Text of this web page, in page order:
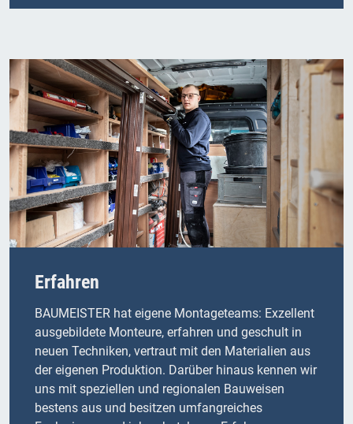
Erfahren
BAUMEISTER hat eigene Montageteams: Exzellent
ausgebildete Monteure, erfahren und geschult in
neuen Techniken, vertraut mit den Materialien aus
der eigenen Produktion. Darüber hinaus kennen wir
uns mit speziellen und regionalen Bauweisen
bestens aus und besitzen umfangreiches